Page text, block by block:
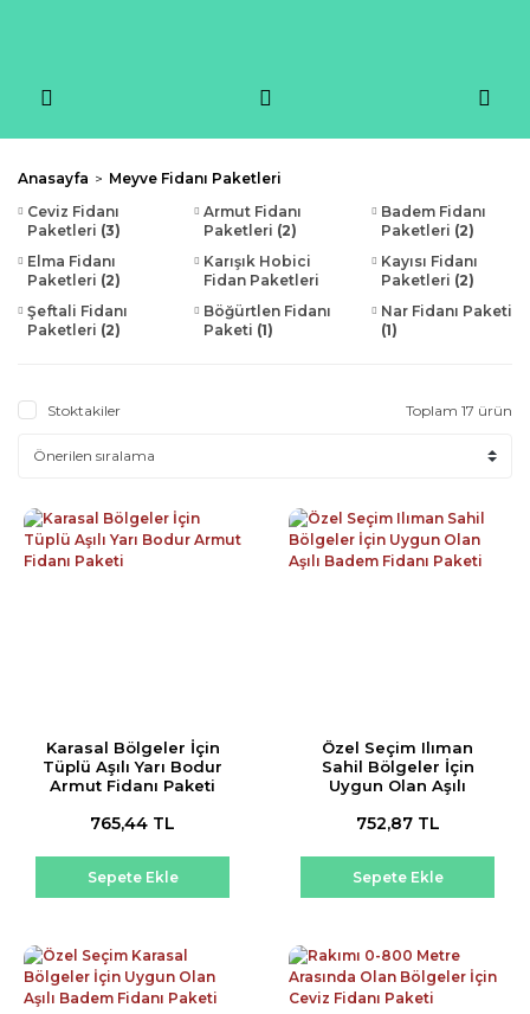
Anasayfa
Meyve Fidanı Paketleri
Ceviz Fidanı
Paketleri (3)
Armut Fidanı
Paketleri (2)
Badem Fidanı
Paketleri (2)
Elma Fidanı
Paketleri (2)
Karışık Hobici
Fidan Paketleri
Kayısı Fidanı
Paketleri (2)
Şeftali Fidanı
Paketleri (2)
Böğürtlen Fidanı
Paketi (1)
Nar Fidanı Paketi
(1)
Stoktakiler Toplam 17 ürün
Karasal Bölgeler İçin
Tüplü Aşılı Yarı Bodur
Armut Fidanı Paketi
765,44 TL
Sepete Ekle
Özel Seçim Ilıman
Sahil Bölgeler İçin
Uygun Olan Aşılı
752,87 TL
Sepete Ekle